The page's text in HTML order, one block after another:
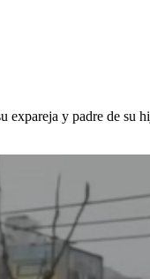
expareja y padre de